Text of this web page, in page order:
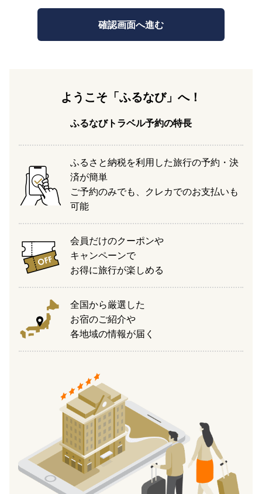
ようこそ「ふるなび」へ！
ふるなびトラベル予約の特長
ふるさと納税を利用した旅行の予約・決
済が簡単
ご予約のみでも、クレカでのお支払いも
可能
会員だけのクーポンや
キャンペーンで
お得に旅行が楽しめる
全国から厳選した
お宿のご紹介や
各地域の情報が届く